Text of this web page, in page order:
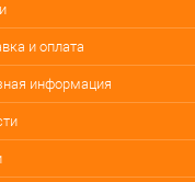
и оплата
информация